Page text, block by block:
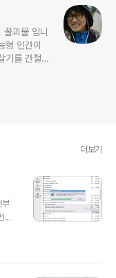
괴물 입니
인간이
기를 간절히
더보기
부
트